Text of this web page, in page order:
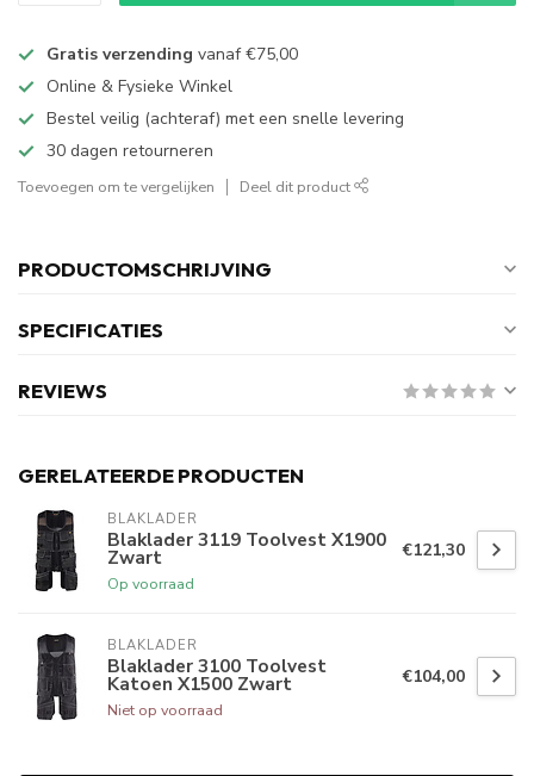
Gratis verzending vanaf€75,00
Online & Fysieke Winkel
Bestel veilig (achteraf) met een snelle levering
30 dagen retourneren
Toevoegen om te vergelijken Deel dit product
PRODUCTOMSCHRIJVING
SPECIFICATIES
REVIEWS
GERELATEERDE PRODUCTEN
BLAKLADER
Blaklader 3119 Toolvest X1900
Zwart
Op voorraad
€121,30
BLAKLADER
Blaklader 3100 Toolvest
Katoen X1500 Zwart
Niet op voorraad
€104,00